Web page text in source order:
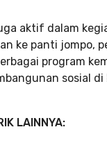
aktif dalam
ke panti jompo,
program
sosial di
LAINNYA: